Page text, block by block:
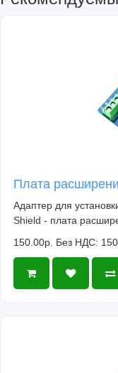
Готовое
Имеет
3. Области
Освещение
Пульты
клавиатур
Системы
Устройства
Плата
Адаптер для
Shield - плата
150.00р. Без НДС: